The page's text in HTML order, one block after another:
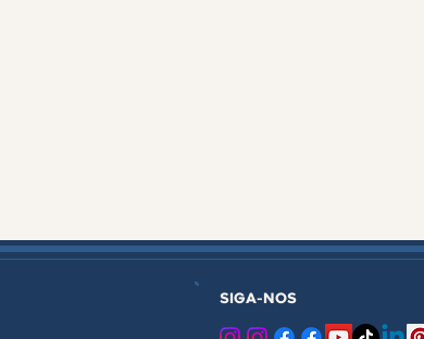
SIGA-NOS